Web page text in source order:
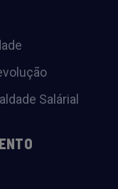
Salárial